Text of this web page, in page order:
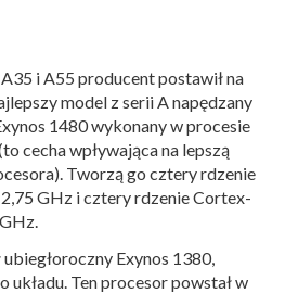
i A55 producent postawił na
model z serii A napędzany
1480 wykonany w procesie
cecha wpływająca na lepszą
Tworzą go cztery rdzenie
GHz i cztery rdzenie Cortex-
Exynos 1380,
Ten procesor powstał w